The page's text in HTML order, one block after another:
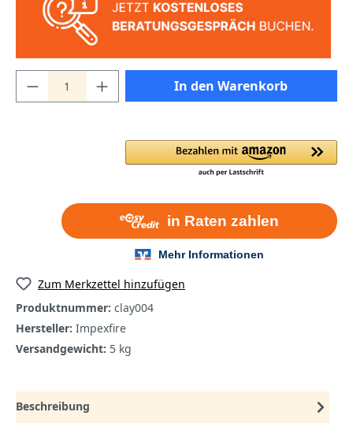
In den Warenkorb
Zum Merkzettel hinzufügen
Produktnummer: clay004
Hersteller: Impexfire
Versandgewicht: 5 kg
Beschreibung